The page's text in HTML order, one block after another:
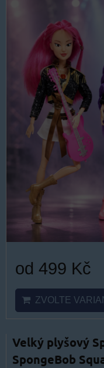
od 499 Kč
ZVOLTE
Velký plyšový
SpongeBob